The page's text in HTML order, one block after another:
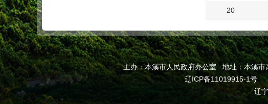
20
主办：本溪市人民政府办公室 地址：本溪
辽ICP备11019915-1号
辽